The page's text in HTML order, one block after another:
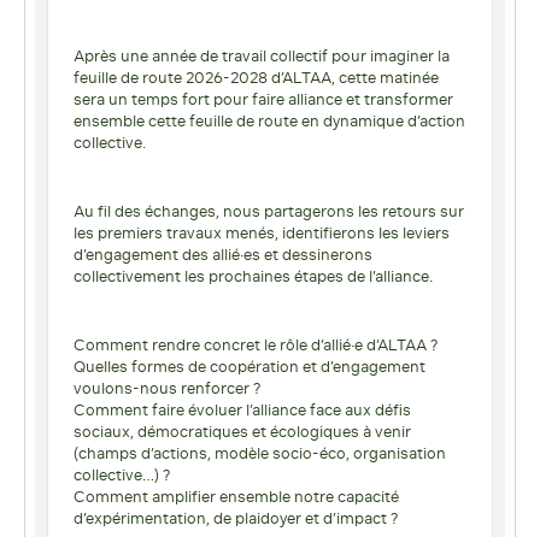
Après une année de travail collectif pour imaginer la
feuille de route 2026-2028 d’ALTAA, cette matinée
sera un temps fort pour faire alliance et transformer
ensemble cette feuille de route en dynamique d’action
collective.
Au fil des échanges, nous partagerons les retours sur
les premiers travaux menés, identifierons les leviers
d’engagement des allié·es et dessinerons
collectivement les prochaines étapes de l’alliance.
Comment rendre concret le rôle d’allié·e d’ALTAA ?
Quelles formes de coopération et d’engagement
voulons-nous renforcer ?
Comment faire évoluer l’alliance face aux défis
sociaux, démocratiques et écologiques à venir
(champs d’actions, modèle socio-éco, organisation
collective…) ?
Comment amplifier ensemble notre capacité
d’expérimentation, de plaidoyer et d’impact ?